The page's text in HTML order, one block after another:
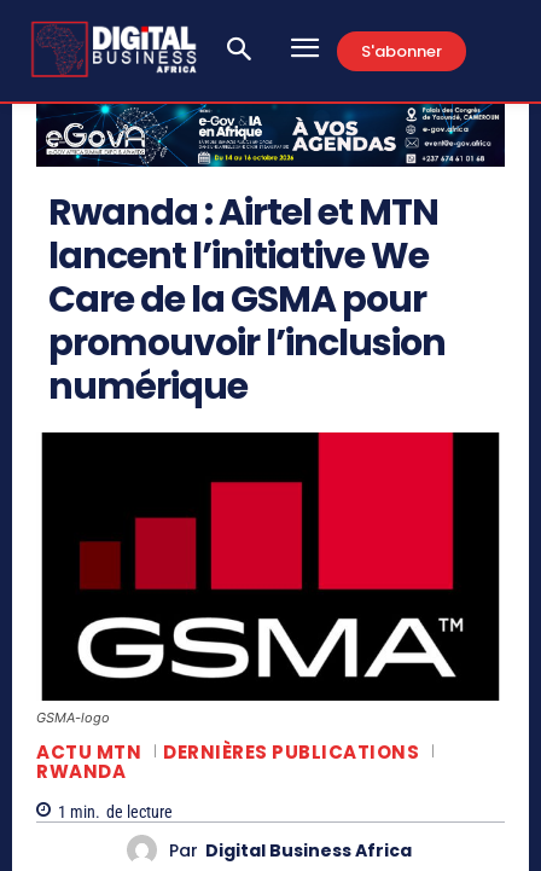
S'abonner
Rwanda : Airtel et MTN
lancent l’initiative We
Care de la GSMA pour
promouvoir l’inclusion
numérique
GSMA-logo
ACTU MTN DERNIÈRES PUBLICATIONS
RWANDA
1 min. de lecture
Par Digital Business Africa